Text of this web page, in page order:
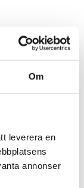
Om
leverera en
annonser